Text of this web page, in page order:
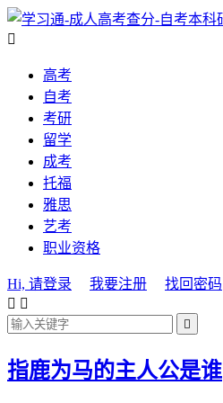

高考
自考
考研
留学
成考
托福
雅思
艺考
职业资格
Hi, 请登录 我要注册
找回密码
 

指鹿为马的主人公是谁